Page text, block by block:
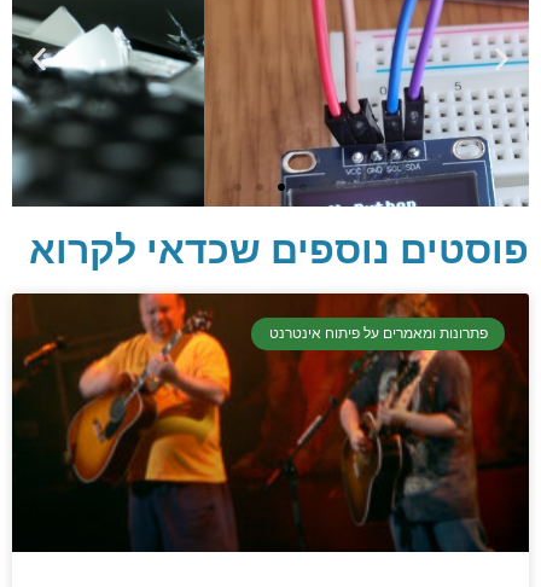
יסודות בתכנות
קריפטוגרפיה, ביצועים, אבטחת מידע ומידע
יסודי וחשוב שגם מתכנתים מנוסים לא תמיד
יודעים.
פוסטים נוספים שכדאי לקרוא
פתרונות ומאמרים על פיתוח אינטרנט